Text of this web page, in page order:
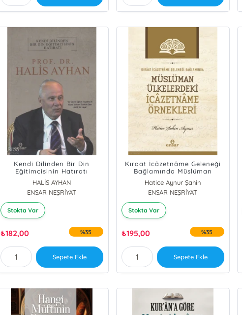
Kendi Dilinden Bir Din
Eğitimcisinin Hatıratı
HALİS AYHAN
ENSAR NEŞRİYAT
Stokta Var
₺182,00 %35
Sepete Ekle
Kıraat İcâzetnâme Geleneği
Bağlamında Müslüman
Ülkelerdeki İcâzetnâme
Örnekleri
Hatice Aynur Şahin
ENSAR NEŞRİYAT
Stokta Var
₺195,00 %35
Sepete Ekle